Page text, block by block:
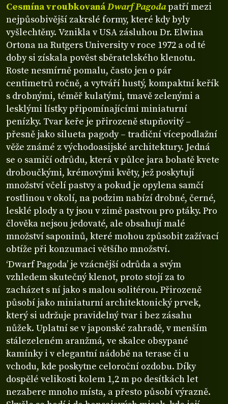
Cesmína vroubkovanáDwarf Pagodapatří mezi
nejpůsobivější zakrslé formy, které kdy byly
vyšlechtěny. Vznikla v USA zásluhou Dr. Elwina
Ortona na Rutgers University v roce 1972 a od té
doby si získala pověst sběratelského klenotu.
Roste nesmírně pomalu, často jen o pár
centimetrů ročně, a vytváří hustý, kompaktní keřík
s drobnými, téměř kulatými, tmavě zelenými a
lesklými lístky připomínajícími miniaturní
penízky. Tvar keře je přirozeně stupňovitý –
přesně jako silueta pagody – tradiční vícepodlažní
věže známé z východoasijské architektury. Jedná
se o samičí odrůdu, která v půlce jara bohatě kvete
droboučkými, krémovými květy, jež poskytují
množství včelí pastvy a pokud je opylena samčí
rostlinou v okolí, na podzim nabízí drobné, černé,
lesklé plody a ty jsou v zimě pastvou pro ptáky. Pro
člověka nejsou jedovaté, ale obsahují malé
množství saponinů, které mohou způsobit zažívací
obtíže při konzumaci většího množství.
‘Dwarf Pagoda’ je vzácnější odrůda a svým
vzhledem skutečný klenot, proto stojí za to
zacházet s ní jako s malou solitérou. Přirozeně
působí jako miniaturní architektonický prvek,
který si udržuje pravidelný tvar i bez zásahu
nůžek. Uplatní se v japonské zahradě, v menším
stálezeleném aranžmá, ve skalce obsypané
kamínky i v elegantní nádobě na terase či u
vchodu, kde poskytne celoroční ozdobu. Díky
dospělé velikosti kolem 1,2 m po desítkách let
nezabere mnoho místa, a přesto působí výrazně.